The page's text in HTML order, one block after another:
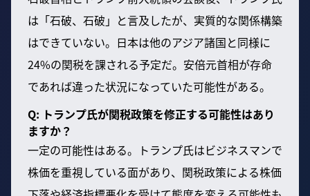
は「石破、石破」と言及したが、実質的な関係構築
はできていない。日本は他のアジア諸国と同様に
24%の関税を課される予定だ。安倍元首相が存命
であれば違った状況になっていた可能性がある。
Q: トランプ氏が関税政策を修正する可能性はあり
ますか？
一定の可能性はある。トランプ氏はビジネスマンで
株価を重視している面があり、関税政策による株価